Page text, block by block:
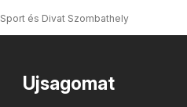
Sport és Divat Szombathely
Ujsagomat